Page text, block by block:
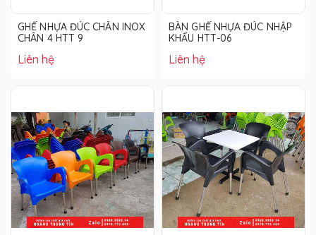
GHẾ NHỰA ĐÚC CHÂN INOX
CHÂN 4 HTT 9
Liên hệ
BÀN GHẾ NHỰA ĐÚC NHẬP
KHẨU HTT-06
Liên hệ